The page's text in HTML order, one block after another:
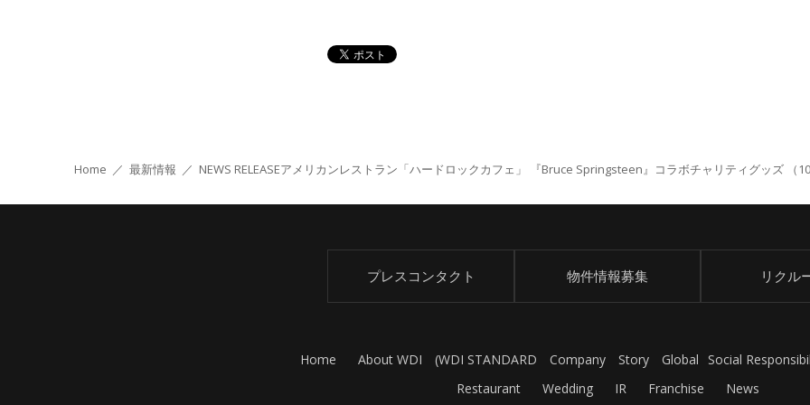
Home ／ 最新情報 ／ NEWS RELEASEアメリカンレストラン「ハードロックカフェ」 『Bruce Springsteen』コラボチャリティグッズ （
プレスコンタクト 物件情報募集 リクル
Home About WDI (WDI STANDARD Company Story Global Social
Restaurant
Wedding IR Franchise News